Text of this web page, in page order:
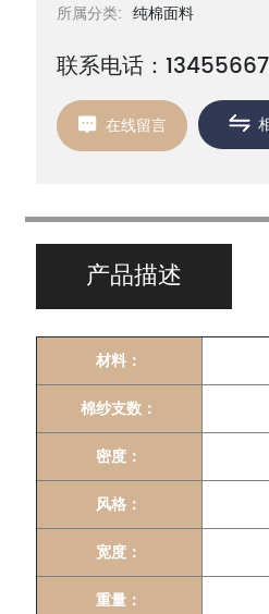
装、校服、工作服、服装衬里和
所属分类: 纯棉面料
联系电话：
在线留言
产品描述
材料：
棉纱支数：
密度：
风格：
宽度：
重量：